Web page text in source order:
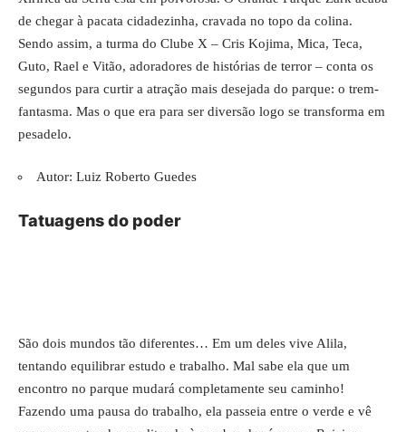
de chegar à pacata cidadezinha, cravada no topo da colina.
Sendo assim, a turma do Clube X – Cris Kojima, Mica, Teca,
Guto, Rael e Vitão, adoradores de histórias de terror – conta os
segundos para curtir a atração mais desejada do parque: o trem-
fantasma. Mas o que era para ser diversão logo se transforma em
pesadelo.
Autor: Luiz Roberto Guedes
Tatuagens do poder
São dois mundos tão diferentes… Em um deles vive Alila,
tentando equilibrar estudo e trabalho. Mal sabe ela que um
encontro no parque mudará completamente seu caminho!
Fazendo uma pausa do trabalho, ela passeia entre o verde e vê